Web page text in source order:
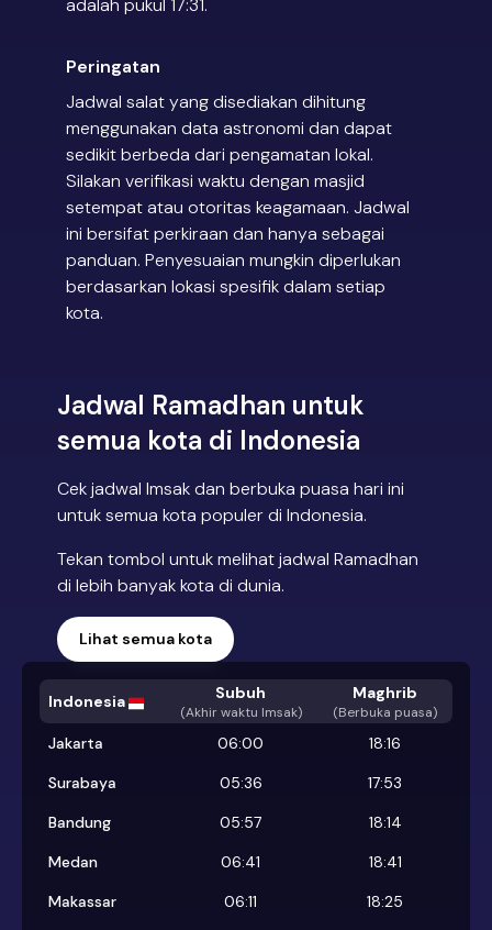
adalah pukul 17:31.
Peringatan
Jadwal salat yang disediakan dihitung
menggunakan data astronomi dan dapat
sedikit berbeda dari pengamatan lokal.
Silakan verifikasi waktu dengan masjid
setempat atau otoritas keagamaan. Jadwal
ini bersifat perkiraan dan hanya sebagai
panduan. Penyesuaian mungkin diperlukan
berdasarkan lokasi spesifik dalam setiap
kota.
Jadwal Ramadhan untuk
semua kota di Indonesia
Cek jadwal Imsak dan berbuka puasa hari ini
untuk semua kota populer di Indonesia.
Tekan tombol untuk melihat jadwal Ramadhan
di lebih banyak kota di dunia.
Lihat semua kota
Indonesia Subuh
(Akhir waktu Imsak)
Maghrib
(Berbuka puasa)
Jakarta 06:00
18:16
Surabaya
05:36
17:53
Bandung
05:57
18:14
Medan
06:41
18:41
Makassar
06:11
18:25